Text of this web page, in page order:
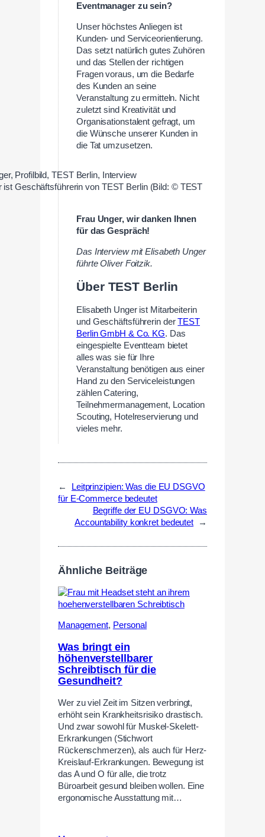
Eventmanager zu sein?
Unser höchstes Anliegen ist
Kunden- und Serviceorientierung.
Das setzt natürlich gutes Zuhören
und das Stellen der richtigen
Fragen voraus, um die Bedarfe
des Kunden an seine
Veranstaltung zu ermitteln. Nicht
zuletzt sind Kreativität und
Organisationstalent gefragt, um
die Wünsche unserer Kunden in
die Tat umzusetzen.
ist Geschäftsführerin von TEST Berlin (Bild: © TEST
Frau Unger, wir danken Ihnen
für das Gespräch!
Das Interview mit Elisabeth Unger
führte Oliver Foitzik.
Über TEST Berlin
Elisabeth Unger ist Mitarbeiterin
und Geschäftsführerin derTEST
Berlin GmbH & Co. KG. Das
eingespielte Eventteam bietet
alles was sie für Ihre
Veranstaltung benötigen aus einer
Hand zu den Serviceleistungen
zählen Catering,
Teilnehmermanagement, Location
Scouting, Hotelreservierung und
vieles mehr.
←
Leitprinzipien: Was die EU DSGVO
für E-Commerce bedeutet
Begriffe der EU DSGVO: Was
Accountability konkret bedeutet
→
Ähnliche Beiträge
Management, Personal
Was bringt ein
höhenverstellbarer
Schreibtisch für die
Gesundheit?
Wer zu viel Zeit im Sitzen verbringt,
erhöht sein Krankheitsrisiko drastisch.
Und zwar sowohl für Muskel-Skelett-
Erkrankungen (Stichwort
Rückenschmerzen), als auch für Herz-
Kreislauf-Erkrankungen. Bewegung ist
das A und O für alle, die trotz
Büroarbeit gesund bleiben wollen. Eine
ergonomische Ausstattung mit…